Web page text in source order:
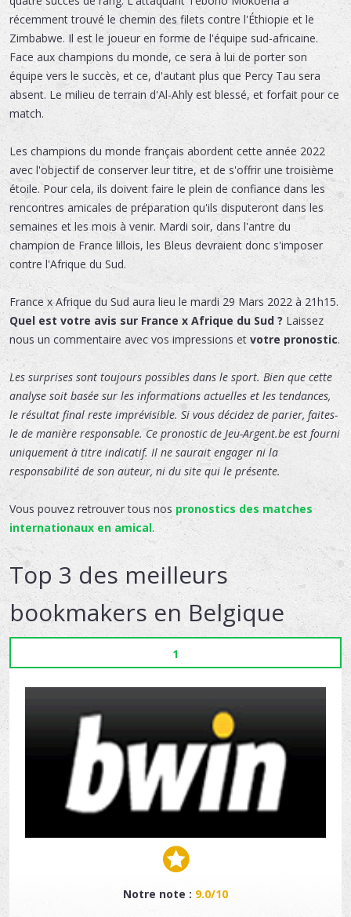
récemment trouvé le chemin des filets contre l'Éthiopie et le
Zimbabwe. Il est le joueur en forme de l'équipe sud-africaine.
Face aux champions du monde, ce sera à lui de porter son
équipe vers le succès, et ce, d'autant plus que Percy Tau sera
absent. Le milieu de terrain d'Al-Ahly est blessé, et forfait pour ce
match.
Les champions du monde français abordent cette année 2022
avec l'objectif de conserver leur titre, et de s'offrir une troisième
étoile. Pour cela, ils doivent faire le plein de confiance dans les
rencontres amicales de préparation qu'ils disputeront dans les
semaines et les mois à venir. Mardi soir, dans l'antre du
champion de France lillois, les Bleus devraient donc s'imposer
contre l'Afrique du Sud.
France x Afrique du Sud aura lieu le mardi 29 Mars 2022 à 21h15.
Quel est votre avis sur France x Afrique du Sud ? Laissez
nous un commentaire avec vos impressions et votre pronostic.
Les surprises sont toujours possibles dans le sport. Bien que cette
analyse soit basée sur les informations actuelles et les tendances,
le résultat final reste imprévisible. Si vous décidez de parier, faites-
le de manière responsable. Ce pronostic de Jeu-Argent.be est fourni
uniquement à titre indicatif. Il ne saurait engager ni la
responsabilité de son auteur, ni du site qui le présente.
Vous pouvez retrouver tous nos pronostics des matches
internationaux en amical.
Top 3 des meilleurs
bookmakers en Belgique
1
Notre note : 9.0/10